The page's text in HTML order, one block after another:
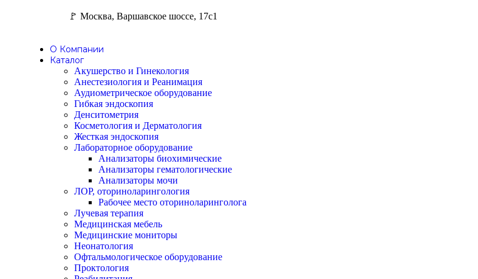
🚩 Москва, Варшавское шоссе, 17с1
О Компании
Каталог
Акушерство и Гинекология
Анестезиология и Реанимация
Аудиометрическое оборудование
Гибкая эндоскопия
Денситометрия
Косметология и Дерматология
Жесткая эндоскопия
Лабораторное оборудование
Анализаторы биохимические
Анализаторы гематологические
Анализаторы мочи
ЛОР, оториноларингология
Рабочее место оториноларинголога
Лучевая терапия
Медицинская мебель
Медицинские мониторы
Неонатология
Офтальмологическое оборудование
Проктология